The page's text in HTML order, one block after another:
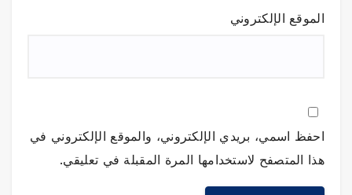
الموقع الإلكتروني
احفظ اسمي، بريدي الإلكتروني، والموقع الإلكتروني في
هذا المتصفح لاستخدامها المرة المقبلة في تعليقي.